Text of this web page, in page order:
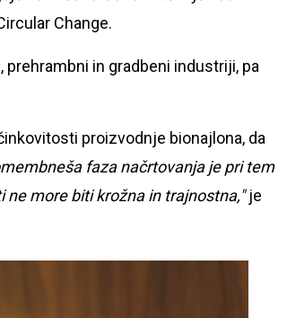
Change.
in gradbeni industriji, pa
proizvodnje bionajlona, da
faza načrtovanja je pri tem
more biti krožna in trajnostna,"je